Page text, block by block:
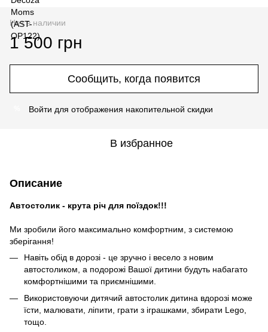
Нет в наличии
1 500 грн
Сообщить, когда появится
Войти для отображения накопительной скидки
В избранное
Описание
Автостолик - крута річ для поїздок!!!
Ми зробили його максимально комфортним, з системою
зберігання!
Навіть обід в дорозі - це зручно і весело з новим
автостоликом, а подорожі Вашої дитини будуть набагато
комфортнішими та приємнішими.
Використовуючи дитячий автостолик дитина вдорозі може
їсти, малювати, ліпити, грати з іграшками, збирати Lego,
тощо.